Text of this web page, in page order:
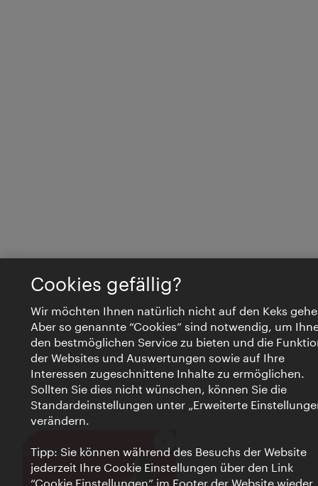
VIENNA BITES Schließen
Cookies gefällig?
Wir möchten Ihnen natürlich nicht auf den Keks
Aber so genannte “Cookies” sind notwendig, um
den bestmöglichen Service zu bieten und die
der Websites und Auswertungen sowie auf Ihre
Interessen zugeschnittene Inhalte zu ermöglichen.
Sollten Sie dies nicht wünschen, können Sie die
Standardeinstellungen unter „Erweiterte
verändern.
Tipp: Sie können während des Besuchs der Website
jederzeit Ihre Cookie Einstellungen über den Link
“Cookie Einstellungen” im Footer der Website wieder